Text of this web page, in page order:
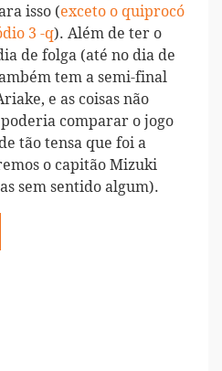
isso (exceto o quiprocó
3 -q). Além de ter o
de folga (até no dia de
tem a semi-final
e as coisas não
comparar o jogo
tão tensa que foi a
o capitão Mizuki
sem sentido algum).